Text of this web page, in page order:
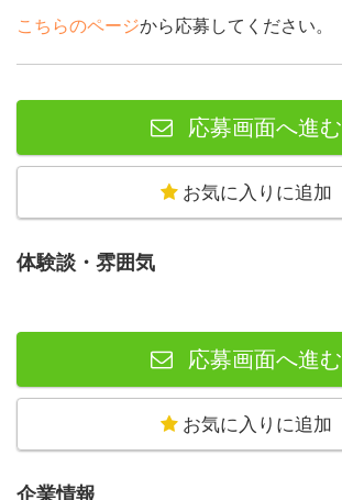
こちらのページから応募してください。
応募画面へ進む
お気に入りに追加
体験談・雰囲気
応募画面へ進む
お気に入りに追加
企業情報